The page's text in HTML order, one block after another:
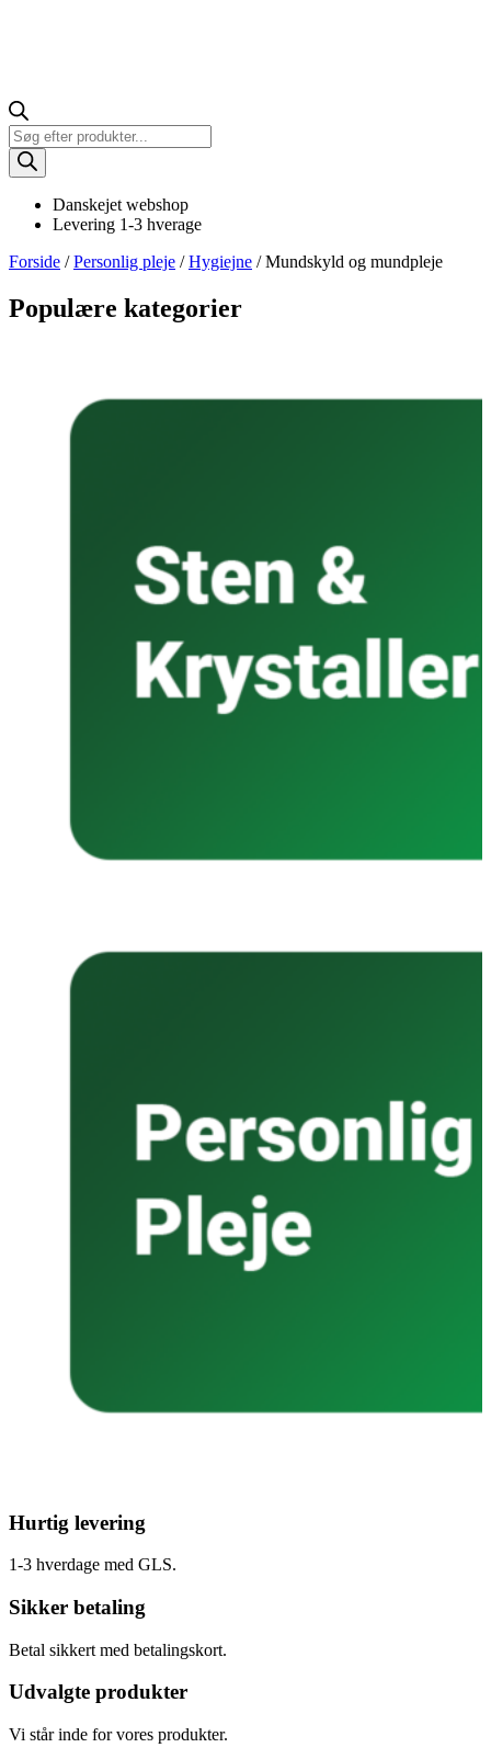
Products
search
Danskejet webshop
Levering 1-3 hverage
Forside /Personlig pleje /Hygiejne / Mundskyld og mundpleje
Populære kategorier
Hurtig levering
1-3 hverdage med GLS.
Sikker betaling
Betal sikkert med betalingskort.
Udvalgte produkter
Vi står inde for vores produkter.